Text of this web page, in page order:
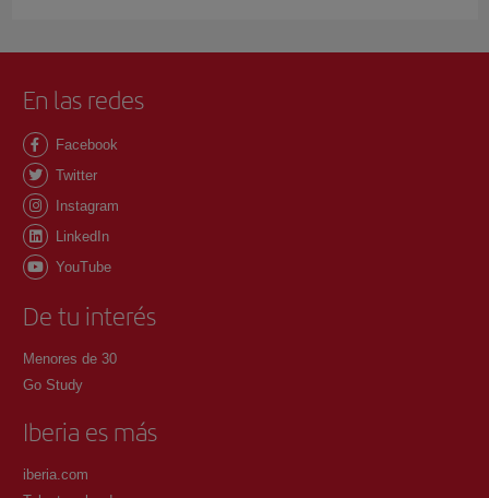
En las redes
Facebook
Twitter
Instagram
LinkedIn
YouTube
De tu interés
Menores de 30
Go Study
Iberia es más
iberia.com